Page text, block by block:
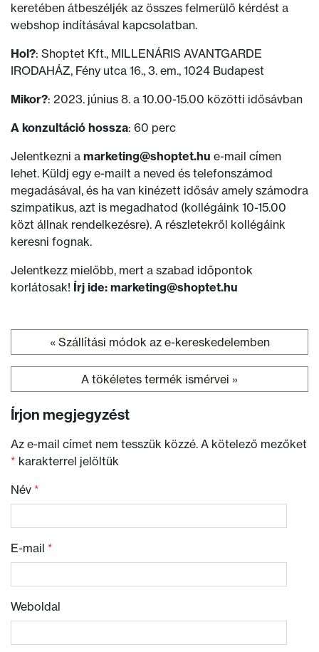
keretében átbeszéljék az összes felmerülő kérdést a
webshop indításával kapcsolatban.
Hol?: Shoptet Kft., MILLENÁRIS AVANTGARDE
IRODAHÁZ, Fény utca 16., 3. em., 1024 Budapest
Mikor?: 2023. június 8. a 10.00-15.00 közötti idősávban
A konzultáció hossza: 60 perc
Jelentkezni a marketing@shoptet.hu e-mail címen
lehet. Küldj egy e-mailt a neved és telefonszámod
megadásával, és ha van kinézett idősáv amely számodra
szimpatikus, azt is megadhatod (kollégáink 10-15.00
közt állnak rendelkezésre). A részletekről kollégáink
keresni fognak.
Jelentkezz mielőbb, mert a szabad időpontok
korlátosak! Írj ide: marketing@shoptet.hu
Bejegyzés navigáció
« Szállítási módok az e-kereskedelemben
A tökéletes termék ismérvei »
Írjon megjegyzést
Az e-mail címet nem tesszük közzé. A kötelező mezőket
* karakterrel jelöltük
Név *
E-mail *
Weboldal